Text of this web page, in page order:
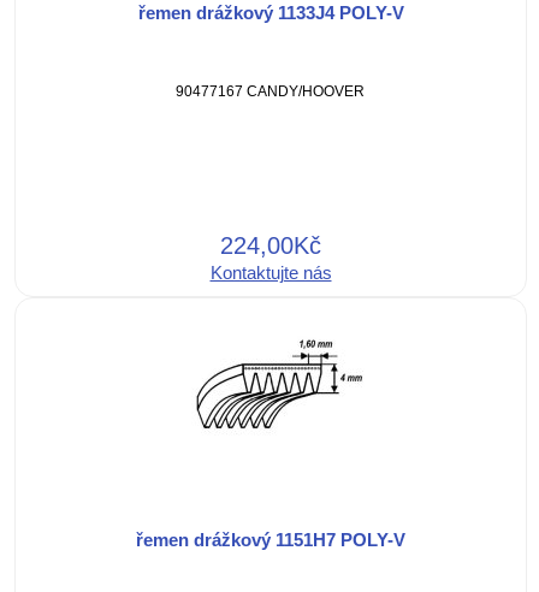
řemen drážkový 1133J4 POLY-V
90477167 CANDY/HOOVER
224,00Kč
Kontaktujte nás
řemen drážkový 1151H7 POLY-V